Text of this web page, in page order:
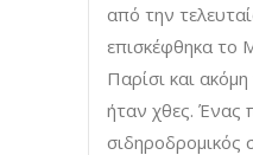
από την
επισκέφθηκα το
Παρίσι και
ήταν χθες. Ένας
σιδηροδρομικός